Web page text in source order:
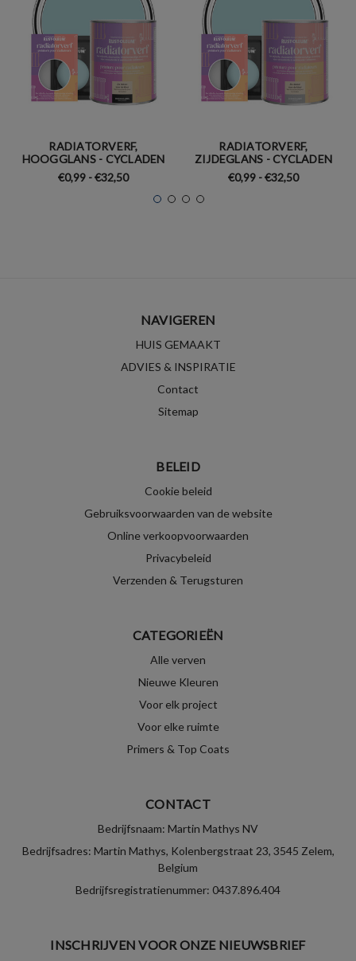
RADIATORVERF,
HOOGGLANS - CYCLADEN
€0,99 - €32,50
RADIATORVERF,
ZIJDEGLANS - CYCLADEN
€0,99 - €32,50
NAVIGEREN
HUIS GEMAAKT
ADVIES & INSPIRATIE
Contact
Sitemap
BELEID
Cookie beleid
Gebruiksvoorwaarden van de website
Online verkoopvoorwaarden
Privacybeleid
Verzenden & Terugsturen
CATEGORIEËN
Alle verven
Nieuwe Kleuren
Voor elk project
Voor elke ruimte
Primers & Top Coats
CONTACT
Bedrijfsnaam: Martin Mathys NV
Bedrijfsadres: Martin Mathys, Kolenbergstraat 23, 3545 Zelem,
Belgium
Bedrijfsregistratienummer: 0437.896.404
INSCHRIJVEN VOOR ONZE NIEUWSBRIEF